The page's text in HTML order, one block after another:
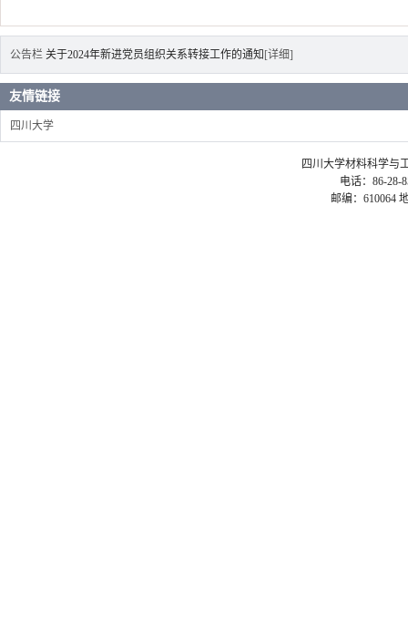
公告栏 关于2024年新进党员组织关系转接工作的通知 [详细]
友情链接
四川大学
四川大学材料科学与
电话：86-28-
邮编：610064